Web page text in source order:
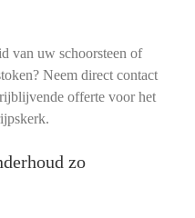
van uw schoorsteen of
Neem direct contact
offerte voor het
zo